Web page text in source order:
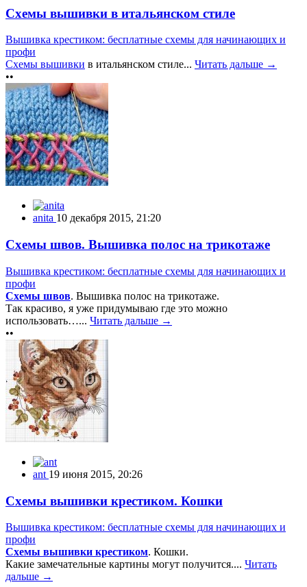
Схемы вышивки в итальянском стиле
Вышивка крестиком: бесплатные схемы для начинающих и
профи
Схемы вышивки в итальянском стиле... Читать дальше →
••
anita 10 декабря 2015, 21:20
Схемы швов. Вышивка полос на трикотаже
Вышивка крестиком: бесплатные схемы для начинающих и
профи
Схемы швов. Вышивка полос на трикотаже.
Так красиво, я уже придумываю где это можно
использовать…... Читать дальше →
••
ant 19 июня 2015, 20:26
Схемы вышивки крестиком. Кошки
Вышивка крестиком: бесплатные схемы для начинающих и
профи
Схемы вышивки крестиком. Кошки.
Какие замечательные картины могут получится.... Читать
дальше →